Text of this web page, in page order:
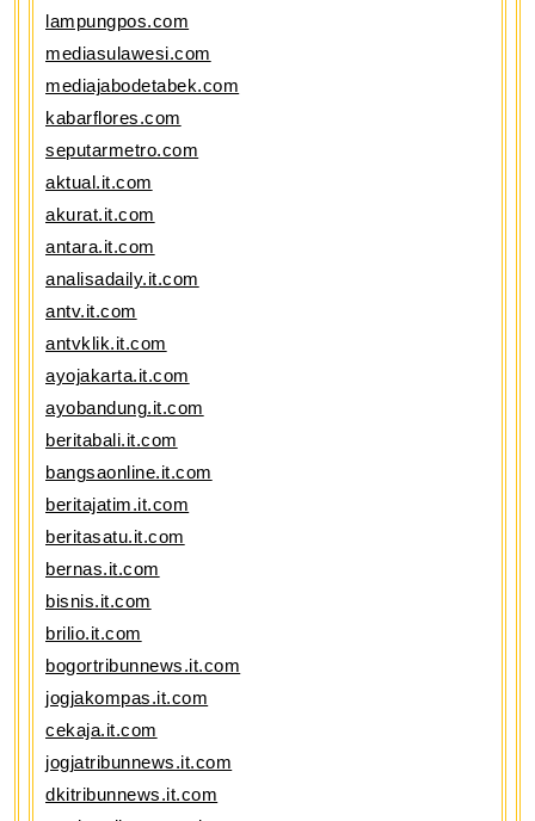
lampungpos.com
mediasulawesi.com
mediajabodetabek.com
kabarflores.com
seputarmetro.com
aktual.it.com
akurat.it.com
antara.it.com
analisadaily.it.com
antv.it.com
antvklik.it.com
ayojakarta.it.com
ayobandung.it.com
beritabali.it.com
bangsaonline.it.com
beritajatim.it.com
beritasatu.it.com
bernas.it.com
bisnis.it.com
brilio.it.com
bogortribunnews.it.com
jogjakompas.it.com
cekaja.it.com
jogjatribunnews.it.com
dkitribunnews.it.com